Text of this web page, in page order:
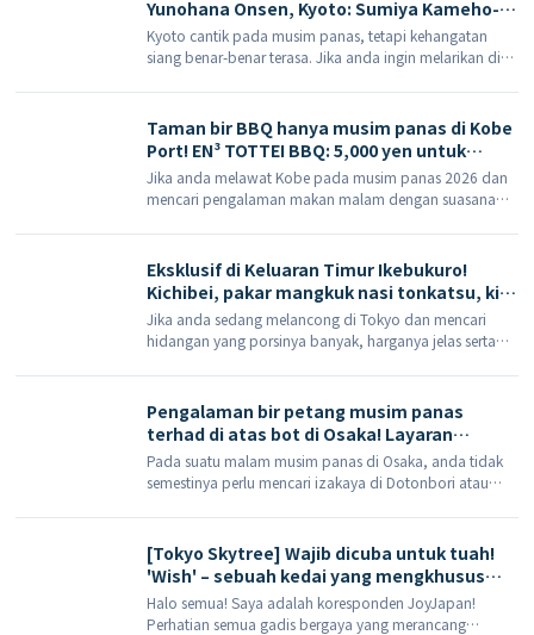
Yunohana Onsen, Kyoto: Sumiya Kameho-
an menawarkan minuman penyegar
selepas mandi, hidangan kaiseki gaya
Ogos.
Kyoto cantik pada musim panas, tetapi kehangatan
siang benar-benar terasa. Jika anda ingin melarikan diri
semalaman di penginapan mata air panas, Yunohana
Onsen di Kameoka (Yunohana […]
Taman bir BBQ hanya musim panas di Kobe
Port! EN³ TOTTEI BBQ: 5,000 yen untuk
barbeku, bufet dan minum sepuas hati
Jika anda melawat Kobe pada musim panas 2026 dan
mencari pengalaman makan malam dengan suasana
biasa, EN³ TOT […] di daerah tepi air TOTTEI di Kobe
[…]
Eksklusif di Keluaran Timur Ikebukuro!
Kichibei, pakar mangkuk nasi tonkatsu, kini
menawarkan menu set makanan goreng
makan sepuas hati selama 60 minit,
– jom cuba!
Jika anda sedang melancong di Tokyo dan mencari
hidangan yang porsinya banyak, harganya jelas serta
terdapat pilihan mudah di Keluar Timur Ikebukuro.
Tempat yang telah lama wujud ini
Pengalaman bir petang musim panas
terhad di atas bot di Osaka! Layaran
tambahan untuk 'Sunflower Summer
Evening Beer Cruise' pada 6 Ogos dan 30
Pada suatu malam musim panas di Osaka, anda tidak
semestinya perlu mencari izakaya di Dotonbori atau
malam, bir draf, muzik di atas kapal dan hembusan
angin sejuk 'Mizu no Osaka' sekaligus, anda boleh […]
[Tokyo Skytree] Wajib dicuba untuk tuah!
'Wish' – sebuah kedai yang mengkhusus
dalam penjodohan – menawarkan
minuman berkarbonat aiskrim Torii-gate
Halo semua! Saya adalah koresponden JoyJapan!
Perhatian semua gadis bergaya yang merancang